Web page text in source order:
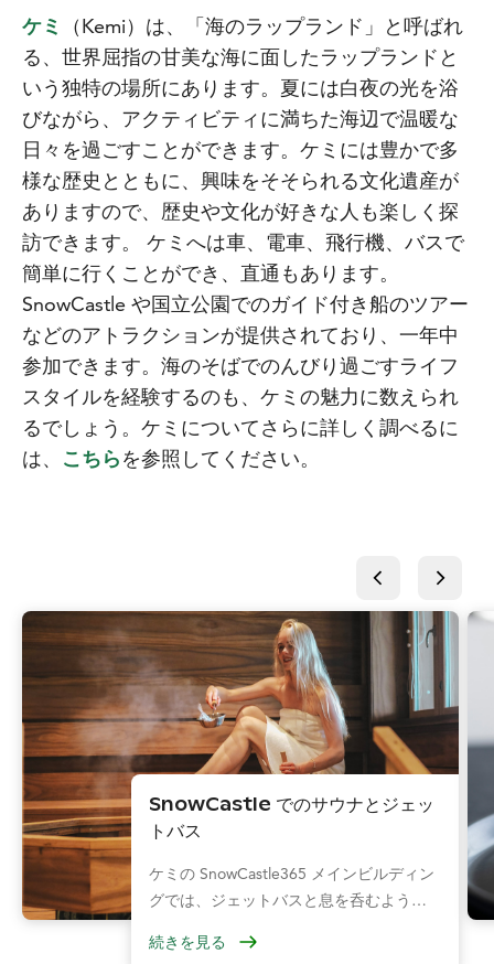
ケミ
（Kemi）は、「海のラップランド」と呼ばれ
る、世界屈指の甘美な海に面したラップランドと
いう独特の場所にあります。夏には白夜の光を浴
びながら、アクティビティに満ちた海辺で温暖な
日々を過ごすことができます。ケミには豊かで多
様な歴史とともに、興味をそそられる文化遺産が
ありますので、歴史や文化が好きな人も楽しく探
訪できます。 ケミへは車、電車、飛行機、バスで
簡単に行くことができ、直通もあります。
SnowCastle や国立公園でのガイド付き船のツアー
などのアトラクションが提供されており、一年中
参加できます。海のそばでのんびり過ごすライフ
スタイルを経験するのも、ケミの魅力に数えられ
るでしょう。ケミについてさらに詳しく調べるに
は、 こちらを参照してください。
SnowCastle でのサウナとジェッ
トバス
ケミの SnowCastle365 メインビルディン
グでは、ジェットバスと息を呑むような
のラグジュアリーなサウナを体験できま
続きを見る